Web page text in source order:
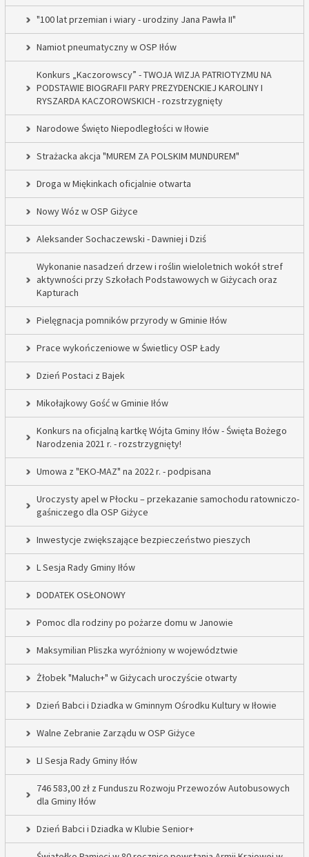
"100 lat przemian i wiary - urodziny Jana Pawła II"
Namiot pneumatyczny w OSP Iłów
Konkurs „Kaczorowscy” - TWOJA WIZJA PATRIOTYZMU NA
PODSTAWIE BIOGRAFII PARY PREZYDENCKIEJ KAROLINY I
RYSZARDA KACZOROWSKICH - rozstrzygnięty
Narodowe Święto Niepodległości w Iłowie
Strażacka akcja "MUREM ZA POLSKIM MUNDUREM"
Droga w Miękinkach oficjalnie otwarta
Nowy Wóz w OSP Giżyce
Aleksander Sochaczewski - Dawniej i Dziś
Wykonanie nasadzeń drzew i roślin wieloletnich wokół stref
aktywności przy Szkołach Podstawowych w Giżycach oraz
Kapturach
Pielęgnacja pomników przyrody w Gminie Iłów
Prace wykończeniowe w Świetlicy OSP Łady
Dzień Postaci z Bajek
Mikołajkowy Gość w Gminie Iłów
Konkurs na oficjalną kartkę Wójta Gminy Iłów - Święta Bożego
Narodzenia 2021 r. - rozstrzygnięty!
Umowa z "EKO-MAZ" na 2022 r. - podpisana
Uroczysty apel w Płocku – przekazanie samochodu ratowniczo-
gaśniczego dla OSP Giżyce
Inwestycje zwiększające bezpieczeństwo pieszych
L Sesja Rady Gminy Iłów
DODATEK OSŁONOWY
Pomoc dla rodziny po pożarze domu w Janowie
Maksymilian Pliszka wyróżniony w województwie
Żłobek "Maluch+" w Giżycach uroczyście otwarty
Dzień Babci i Dziadka w Gminnym Ośrodku Kultury w Iłowie
Walne Zebranie Zarządu w OSP Giżyce
LI Sesja Rady Gminy Iłów
746 583,00 zł z Funduszu Rozwoju Przewozów Autobusowych
dla Gminy Iłów
Dzień Babci i Dziadka w Klubie Senior+